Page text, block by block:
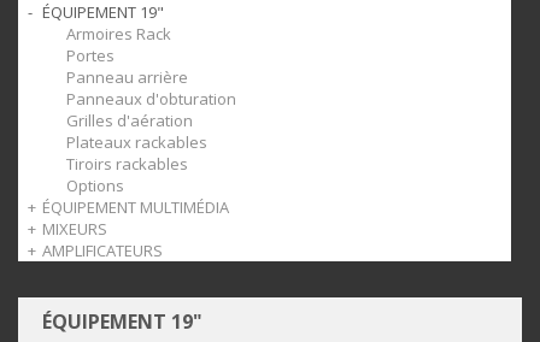
ÉQUIPEMENT 19"
Armoires Rack
Portes
Panneau arrière
Panneaux d'obturation
Grilles d'aération
Plateaux rackables
Tiroirs rackables
Options
ÉQUIPEMENT MULTIMÉDIA
Support ordinateur
MIXEURS
Mixeurs audio
AMPLIFICATEURS
ÉQUIPEMENT 19"